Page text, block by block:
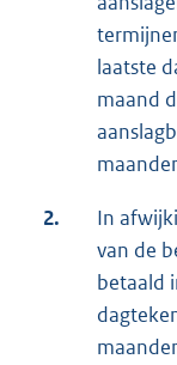
laatste
maand
2.
In
van de
betaald